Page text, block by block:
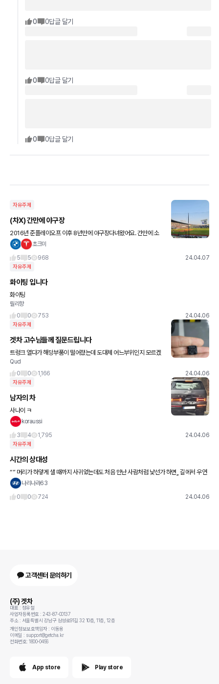
0 0답글 달기
0 0답글 달기
0 0답글 달기
자유주제
(차X) 간만에 야구장
2016년 준플레이오프 이후 8년만에 야구장다녀왔어요. 간만에 소
리지르면서 스트레스도 풀고 좋네요~ 9회말 역전 만루홈런~♡ 작년
초크미
5
5 968 24.04.07
자유주제
화이팅 입니다
화이팅
릴리향
0
0 753 24.04.06
자유주제
겟차 고수님들께 질문드립니다
트렁크 열다가 해당부품이 떨어졌는데 도대체 어느부위인지 모르겠
습니다ㅠ..
Qud
0
0 1,166 24.04.06
자유주제
남자의 차
사나이 ㅋ
koraussi
3
4 1,795 24.04.06
자유주제
시간의 상대성
“” 머리가 하얗게 샐 때까지 사귀었는데도 처음 만난 사람처럼 낯선가 하면,, 길에서 우연
히 만나 양산을 기울인 채 잠시 이야기 하고도 오래된 사람 같은 경우가 있다.. “”
나리나라63
0
0 724 24.04.06
고객센터 문의하기
(주) 겟차
대표 : 정유철
사업자등록번호 : 243-87-00137
주소 : 서울특별시 강남구 삼성로91길 32 10층, 11층, 12층
개인정보보호책임자 : 이동용
이메일 : support@getcha.kr
전화번호: 1800-0456
App store Play store